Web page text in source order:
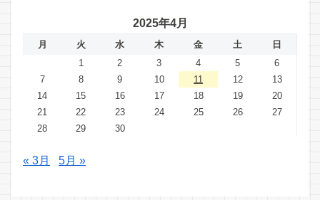
2025年4月
月 火 水 木 金 土
日
1
2 3 4 5
6
7
8 9 10 11 12
13
14
15 16 17 18 19
20
21
22 23 24 25 26
27
28
29 30
« 3月 5月 »